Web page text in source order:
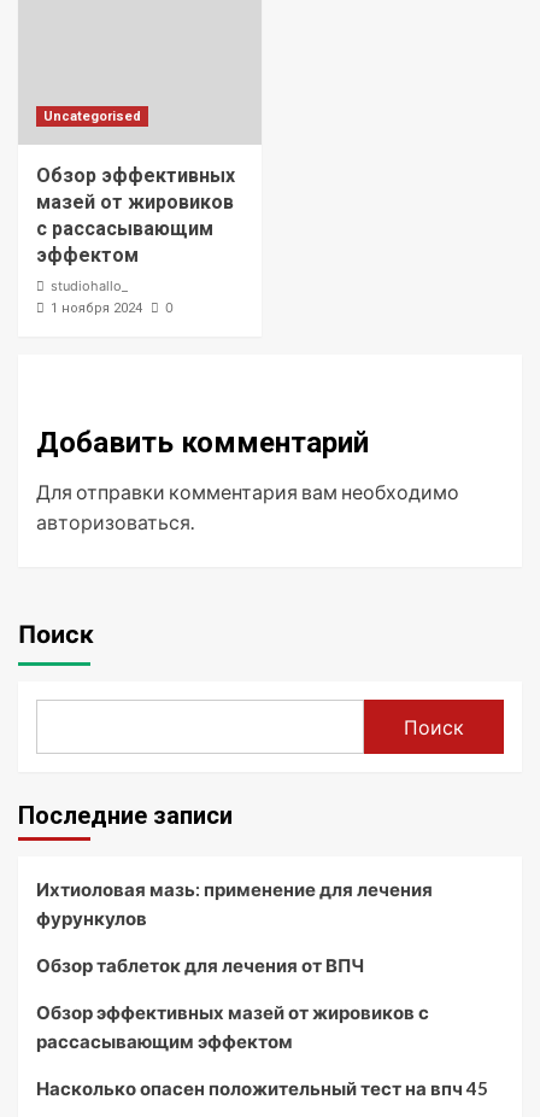
Uncategorised
Обзор эффективных
мазей от жировиков
с рассасывающим
эффектом
studiohallo_
1 ноября 2024 0
Добавить комментарий
Для отправки комментария вам необходимо
авторизоваться.
Поиск
Поиск
Последние записи
Ихтиоловая мазь: применение для лечения
фурункулов
Обзор таблеток для лечения от ВПЧ
Обзор эффективных мазей от жировиков с
рассасывающим эффектом
Насколько опасен положительный тест на впч 45